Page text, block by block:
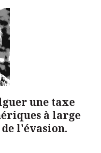
une taxe
à large
l'évasion.